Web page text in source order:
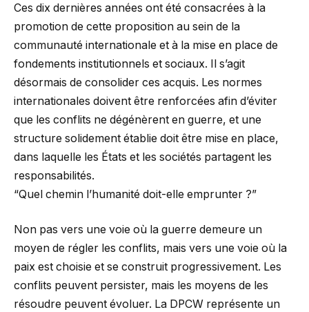
Ces dix dernières années ont été consacrées à la
promotion de cette proposition au sein de la
communauté internationale et à la mise en place de
fondements institutionnels et sociaux. Il s’agit
désormais de consolider ces acquis. Les normes
internationales doivent être renforcées afin d’éviter
que les conflits ne dégénèrent en guerre, et une
structure solidement établie doit être mise en place,
dans laquelle les États et les sociétés partagent les
responsabilités.
“Quel chemin l’humanité doit-elle emprunter ?”
Non pas vers une voie où la guerre demeure un
moyen de régler les conflits, mais vers une voie où la
paix est choisie et se construit progressivement. Les
conflits peuvent persister, mais les moyens de les
résoudre peuvent évoluer. La DPCW représente un